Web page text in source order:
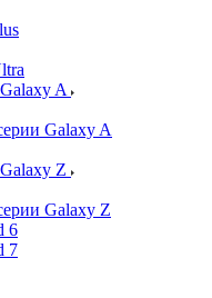
A
Galaxy A
Z
Galaxy Z
6
7